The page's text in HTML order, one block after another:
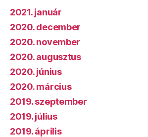
2021. január
2020. december
2020. november
2020. augusztus
2020. június
2020. március
2019. szeptember
2019. július
2019. április